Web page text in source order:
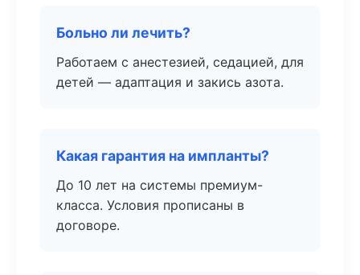
Больно ли лечить?
Работаем с анестезией, седацией, для
детей — адаптация и закись азота.
Какая гарантия на импланты?
До 10 лет на системы премиум-
класса. Условия прописаны в
договоре.